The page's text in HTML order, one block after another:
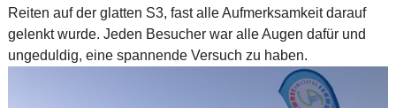
Reiten auf der glatten S3, fast alle Aufmerksamkeit darauf
gelenkt wurde. Jeden Besucher war alle Augen dafür und
ungeduldig, eine spannende Versuch zu haben.